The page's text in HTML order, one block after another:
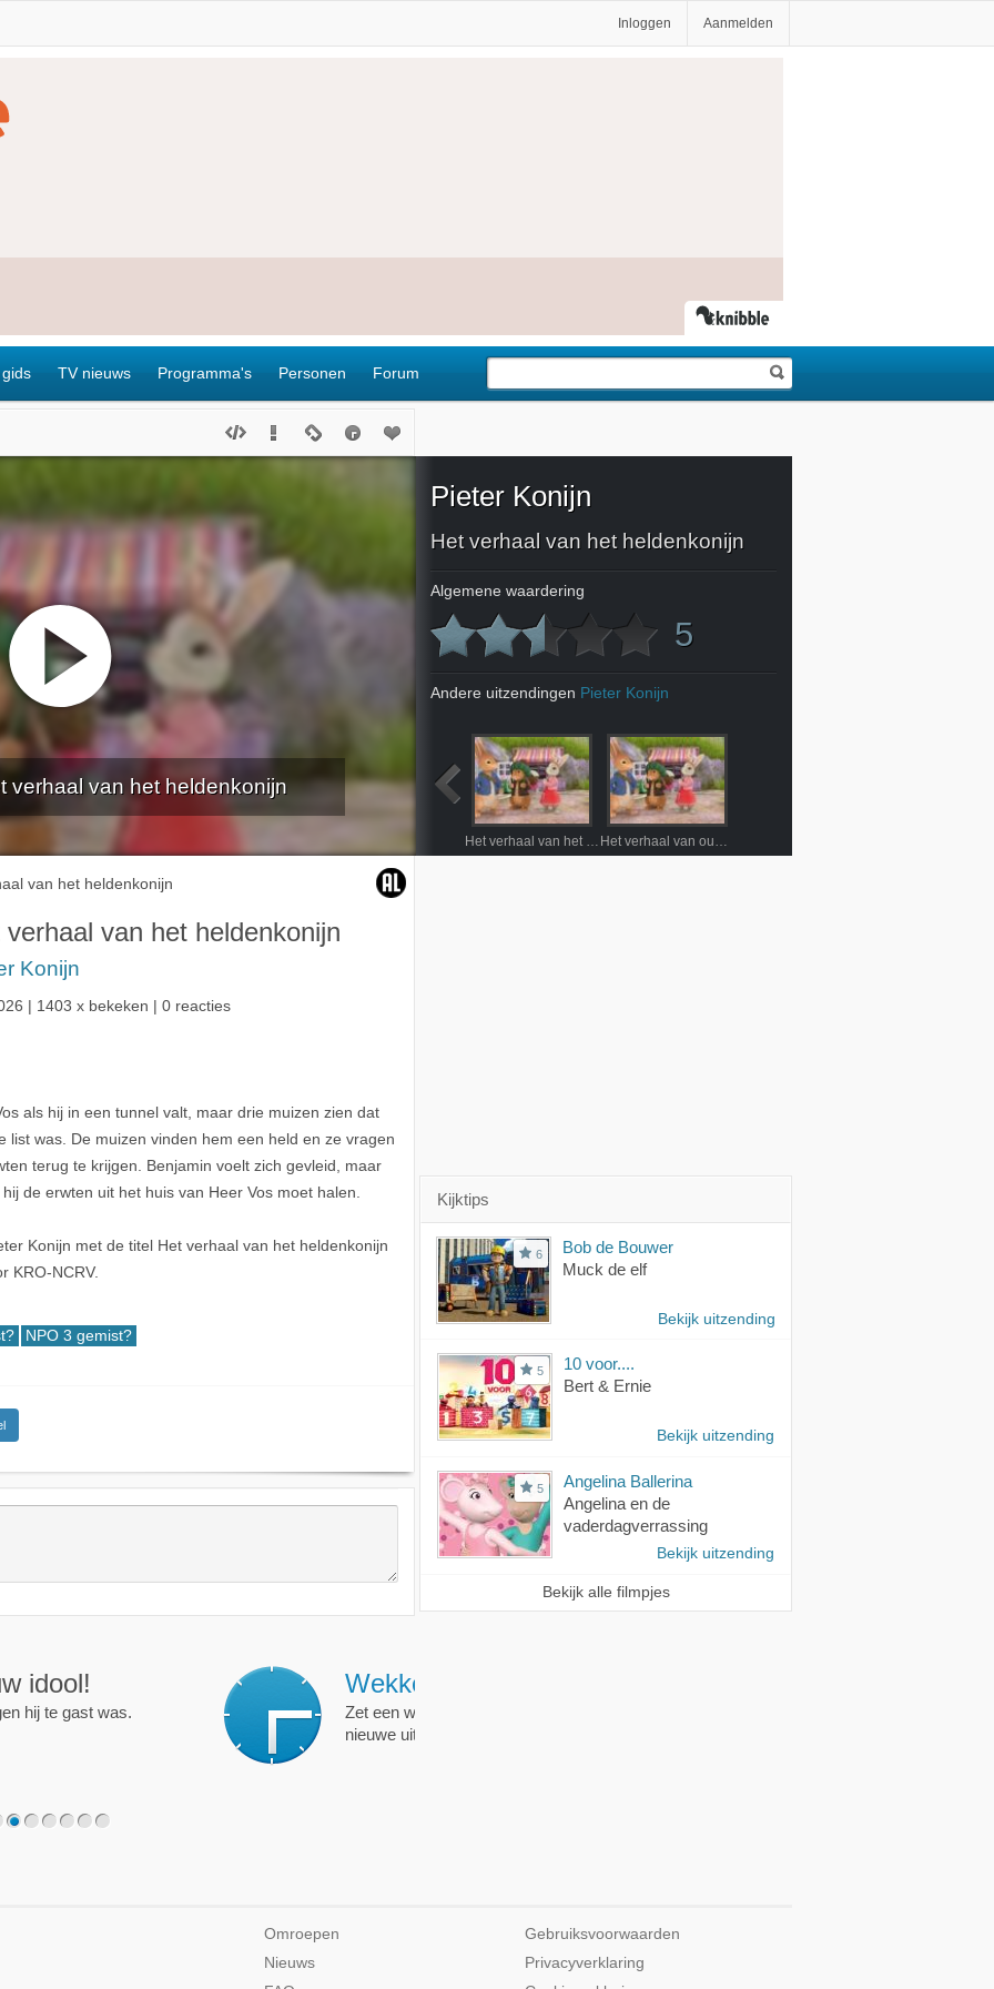
Inloggen Aanmelden
TV nieuws Programma's Personen Forum
verhaal van het heldenkonijn
van het heldenkonijn
verhaal van het heldenkonijn
Konijn
| 1403 x bekeken | 0 reacties
als hij in een tunnel valt, maar drie muizen zien dat
list was. De muizen vinden hem een held en ze vragen
terug te krijgen. Benjamin voelt zich gevleid, maar
de erwten uit het huis van Heer Vos moet halen.
Konijn met de titel Het verhaal van het heldenkonijn
KRO-NCRV.
NPO 3 gemist?
Pieter Konijn
Het verhaal van het heldenkonijn
Algemene waardering
5
Andere uitzendingen Pieter Konijn
Kijktips
6
Bob de Bouwer
Muck de elf
Bekijk uitzending
5
10 voor....
Bert & Ernie
Bekijk uitzending
5
Angelina Ballerina
Angelina en de
vaderdagverrassing
Bekijk uitzending
Bekijk alle filmpjes
op de hoogte!
programma of persoon en je krijgt een mailtje als er een
Omroepen
Nieuws
Gebruiksvoorwaarden
Privacyverklaring